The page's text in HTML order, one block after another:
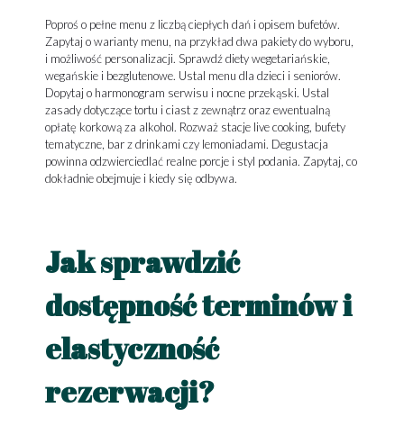
Poproś o pełne menu z liczbą ciepłych dań i opisem bufetów.
Zapytaj o warianty menu, na przykład dwa pakiety do wyboru,
i możliwość personalizacji. Sprawdź diety wegetariańskie,
wegańskie i bezglutenowe. Ustal menu dla dzieci i seniorów.
Dopytaj o harmonogram serwisu i nocne przekąski. Ustal
zasady dotyczące tortu i ciast z zewnątrz oraz ewentualną
opłatę korkową za alkohol. Rozważ stacje live cooking, bufety
tematyczne, bar z drinkami czy lemoniadami. Degustacja
powinna odzwierciedlać realne porcje i styl podania. Zapytaj, co
dokładnie obejmuje i kiedy się odbywa.
Jak sprawdzić
dostępność terminów i
elastyczność
rezerwacji?